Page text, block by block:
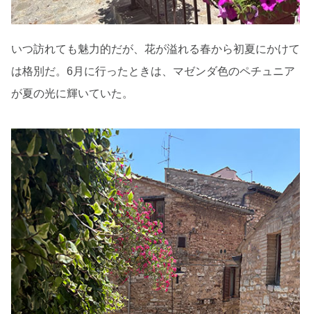
いつ訪れても魅力的だが、花が溢れる春から初夏にかけて
は格別だ。6月に行ったときは、マゼンダ色のペチュニア
が夏の光に輝いていた。